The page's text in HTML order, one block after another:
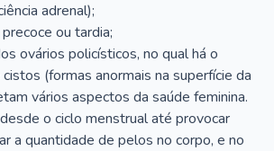
adrenal);
ou tardia;
ovários policísticos, no qual há o
(formas anormais na superfície da
vários aspectos da saúde feminina.
o ciclo menstrual até provocar
a quantidade de pelos no corpo, e no